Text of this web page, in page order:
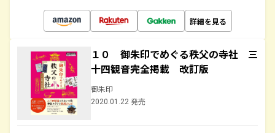
詳細を見る
１０ 御朱印でめぐる秩父の寺社 三
十四観音完全掲載 改訂版
御朱印
2020.01.22 発売